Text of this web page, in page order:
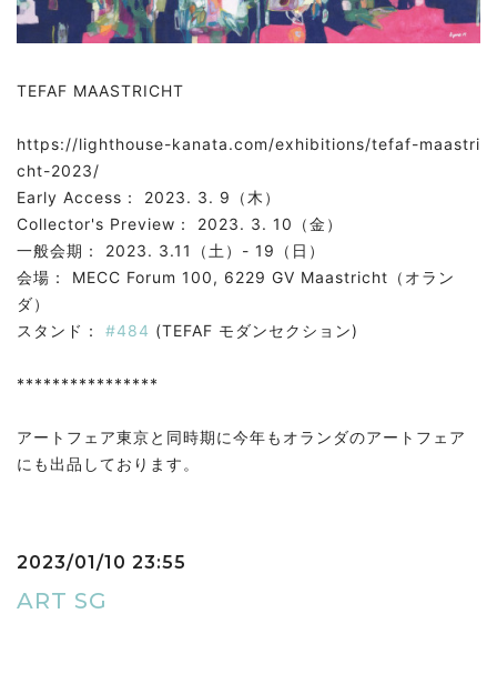
TEFAF MAASTRICHT
https://lighthouse-kanata.com/exhibitions/tefaf-maastri
cht-2023/
Early Access： 2023. 3. 9（木）
Collector's Preview： 2023. 3. 10（金）
一般会期： 2023. 3.11（土）- 19（日）
会場： MECC Forum 100, 6229 GV Maastricht（オラン
ダ）
スタンド： #484 (TEFAF モダンセクション)
****************
アートフェア東京と同時期に今年もオランダのアートフェア
にも出品しております。
2023/01/10 23:55
ART SG